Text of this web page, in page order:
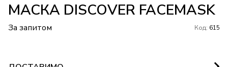
МАСКА DISCOVER FACEMASK
За запитом Код: 615